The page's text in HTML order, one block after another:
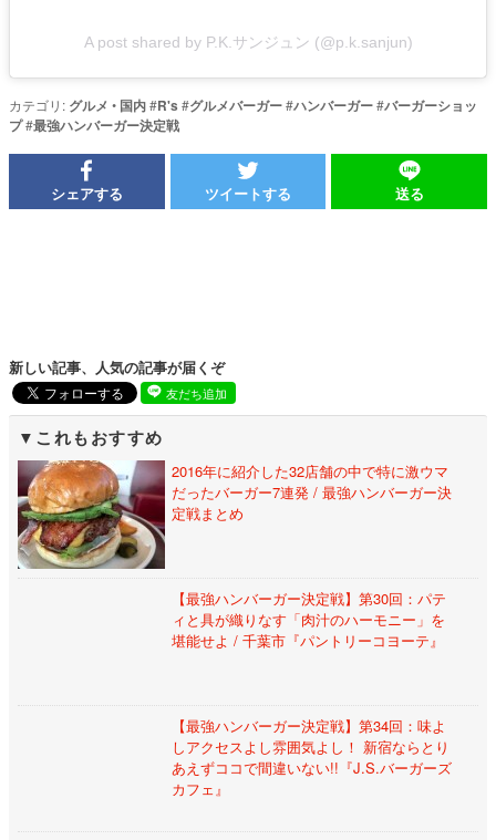
A post shared by P.K.サンジュン (@p.k.sanjun)
カテゴリ: グルメ • 国内#R's #グルメバーガー#ハンバーガー#バーガーショッ
プ#最強ハンバーガー決定戦
シェアする ツイートする 送る
新しい記事、人気の記事が届くぞ
友だち追加
これもおすすめ
2016年に紹介した32店舗の中で特に激ウマ
だったバーガー7連発 / 最強ハンバーガー決
定戦まとめ
【最強ハンバーガー決定戦】第30回：パテ
ィと具が織りなす「肉汁のハーモニー」を
堪能せよ / 千葉市『パントリーコヨーテ』
【最強ハンバーガー決定戦】第34回：味よ
しアクセスよし雰囲気よし！ 新宿ならとり
あえずココで間違いない!!『J.S.バーガーズ
カフェ』